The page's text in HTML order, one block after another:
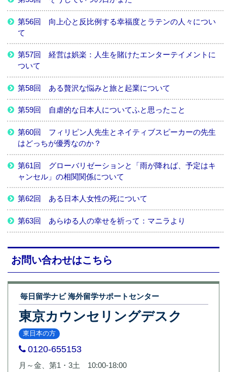
第56回 向上心と反比例する幸福度とラテンの人々につい
て
第57回 経営は娯楽：人生を賭けたエンターテイメントに
ついて
第58回 ある贅沢な悩みと旅と起業について
第59回 自虐的な日本人についてふと思ったこと
第60回 フィリピン人先生とネイティブスピーカーの先生
はどっちが優秀なのか？
第61回 グローバリゼーションと「雨が降れば、予定はキ
ャンセル」の相関関係について
第62回 ある日本人女性の死について
第63回 あらゆる人の幸せを祈って：マニラより
お問い合わせはこちら
毎日留学ナビ 海外留学サポートセンター
東京カウンセリングデスク
東日本の方
0120-655153
月～金、第1・3土 10:00-18:00